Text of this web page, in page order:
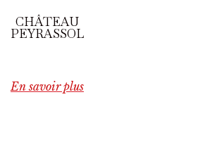
CHÂTEAU
PEYRASSOL
En savoir plus